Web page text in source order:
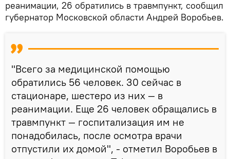
реанимации, 26 обратились в травмпункт, сообщил
губернатор Московской области Андрей Воробьев.
"Всего за медицинской помощью
обратились 56 человек. 30 сейчас в
стационаре, шестеро из них — в
реанимации. Еще 26 человек обращались в
травмпункт — госпитализация им не
понадобилась, после осмотра врачи
отпустили их домой", - отметил Воробьев в